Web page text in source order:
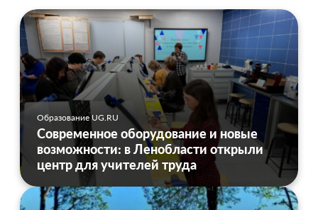
Образование UG.RU
Современное оборудование и новые
возможности: в Ленобласти открыли
центр для учителей труда